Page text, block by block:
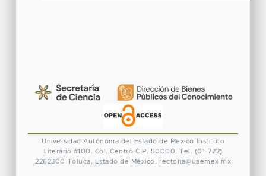
Universidad Autónoma del Estado de México
Instituto
Literario #100. Col. Centro C.P. 50000. Tel. (01-722)
2262300 Toluca, Estado de México. rectoria@uaemex.mx